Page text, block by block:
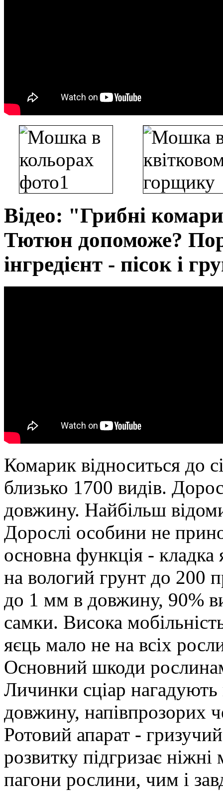
Відео: "Грибні
Тютюн допоможе?
інгредієнт - пісок і
Комарик відноситься до
близько 1700 видів.
довжину. Найбільш
Дорослі особини не
основна функція - кладка
на вологий грунт до 200
до 1 мм в довжину, 90%
самки. Висока
яєць мало не на всіх
Основний шкоди
Личинки сціар
довжину, напівпрозорих
Ротовий апарат -
розвитку підгризає ніжні
пагони рослини, чим і